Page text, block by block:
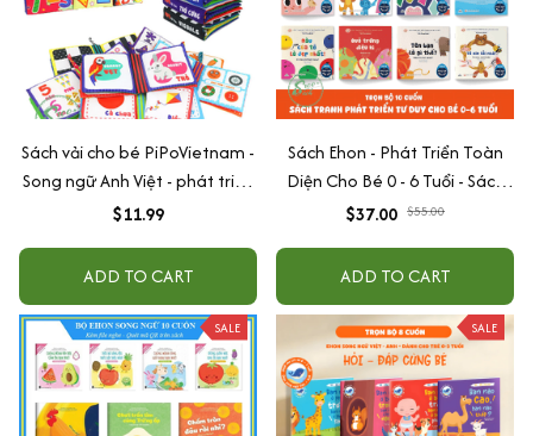
Sách vải cho bé PiPoVietnam -
Song ngữ Anh Việt - phát triển
tư duy
$11.99
ADD TO CART
Sách Ehon - Phát Triển Toàn
Diện Cho Bé 0 - 6 Tuổi - Sách
Song Ngữ Việt - Anh
$37.00 $55.00
ADD TO CART
SALE SALE